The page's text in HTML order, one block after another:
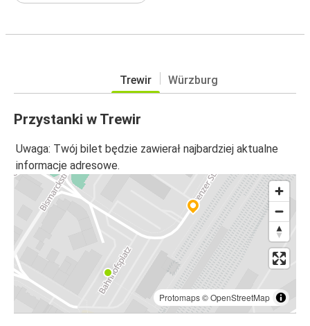
Trewir Würzburg
Przystanki w Trewir
Uwaga: Twój bilet będzie zawierał najbardziej aktualne
informacje adresowe.
Protomaps©OpenStreetMap